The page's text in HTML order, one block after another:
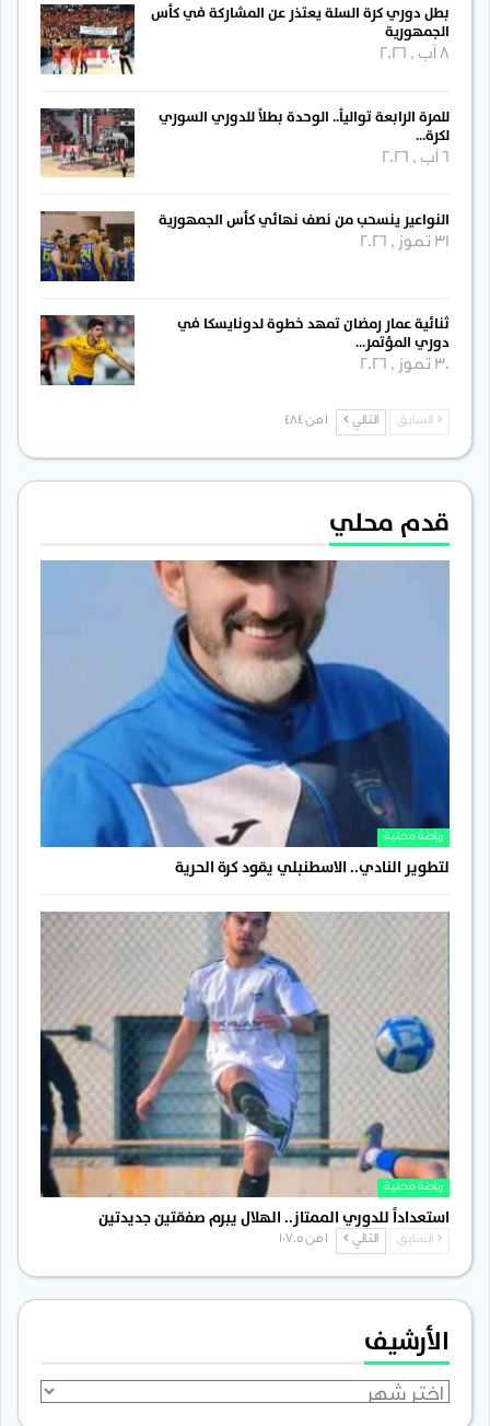
بطل دوري كرة السلة يعتذر عن المشاركة في كأس
الجمهورية
للمرة الرابعة توالياً.. الوحدة بطلاً للدوري السوري
لكرة…
النواعير ينسحب من نصف نهائي كأس الجمهورية
31 تموز , 2026
ثنائية عمار رمضان تمهد خطوة لدونايسكا في
دوري المؤتمر…
30 تموز , 2026
السابق التالي
قدم محلي
رياضة محلية
لتطوير النادي.. الاسطنبلي يقود كرة الحرية
رياضة محلية
استعداداً للدوري الممتاز.. الهلال يبرم صفقتين جديدتين
السابق التالي
الأرشيف
الأرشيف